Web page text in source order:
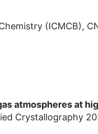
(ICMCB),
atmospheres at
Crystallography